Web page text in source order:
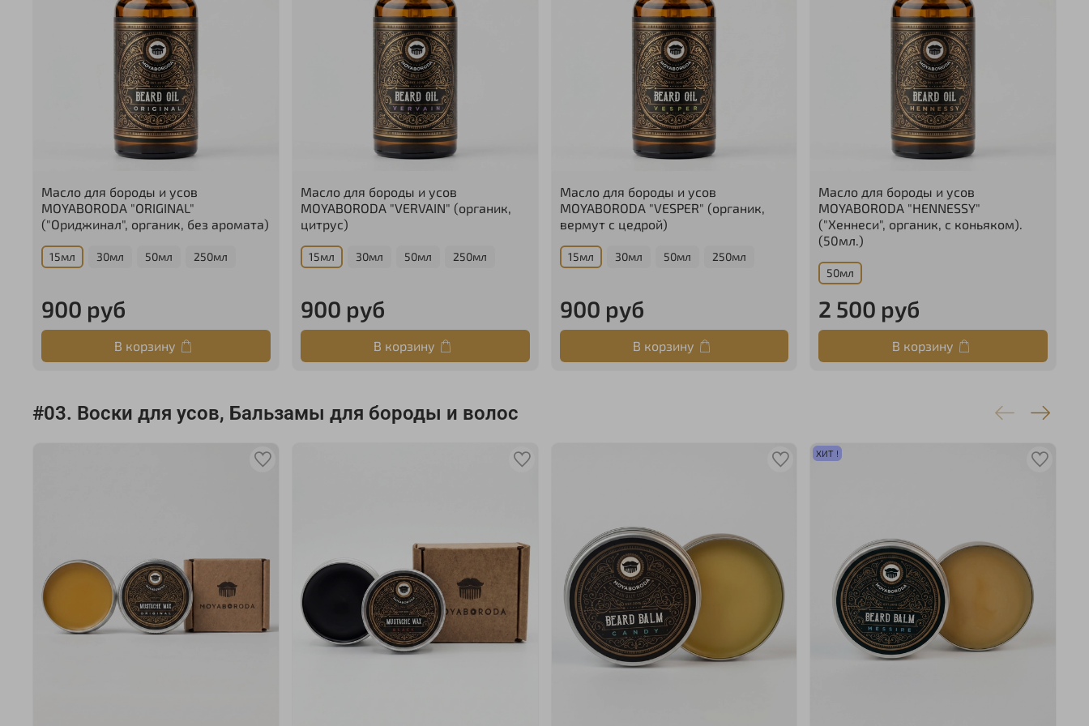
Масло для бороды и усов
MOYABORODA "ORIGINAL"
("Ориджинал", органик, без аромата)
15мл 30мл 50мл 250мл
900 руб
В корзину
Масло для бороды и усов
MOYABORODA "VERVAIN" (органик,
цитрус)
15мл 30мл 50мл 250мл
900 руб
В корзину
Масло для бороды и усов
MOYABORODA "VESPER" (органик,
вермут с цедрой)
15мл 30мл 50мл 250мл
900 руб
В корзину
Масло для бороды и усов
MOYABORODA "HENNESSY"
("Хеннеси", органик, с коньяком).
(50мл.)
50мл
2 500 руб
В корзину
#03. Воски для усов, Бальзамы для бороды и волос
ХИТ !